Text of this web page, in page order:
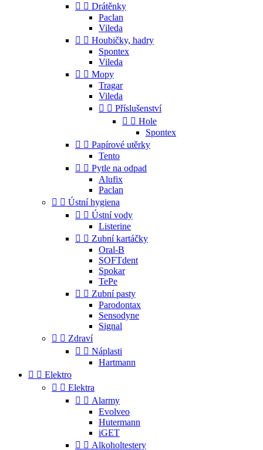
  Drátěnky
Paclan
Vileda
  Houbičky, hadry
Spontex
Vileda
  Mopy
Tragar
Vileda
  Příslušenství
  Hole
Spontex
  Papírové utěrky
Tento
  Pytle na odpad
Alufix
Paclan
  Ústní hygiena
  Ústní vody
Listerine
  Zubní kartáčky
Oral-B
SOFTdent
Spokar
TePe
  Zubní pasty
Parodontax
Sensodyne
Signal
  Zdraví
  Náplasti
Hartmann
  Elektro
  Elektra
  Alarmy
Evolveo
Hutermann
iGET
  Alkoholtestery